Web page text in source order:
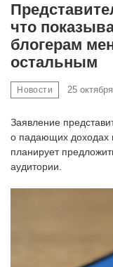
что
блогерам
остальным
Новости 25
Заявление
о падающих доходах
планирует
аудитории.